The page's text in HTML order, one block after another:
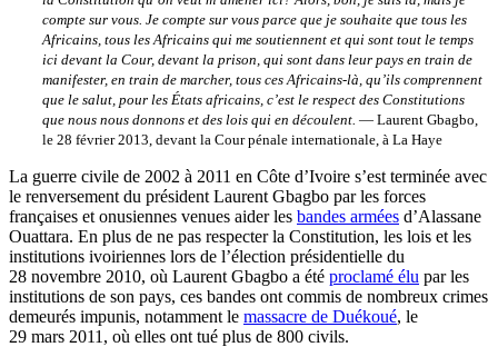
compte sur vous. Je compte sur vous parce que je souhaite que tous les
Africains, tous les Africains qui me soutiennent et qui sont tout le temps
ici devant la Cour, devant la prison, qui sont dans leur pays en train de
manifester, en train de marcher, tous ces Africains-là, qu’ils comprennent
que le salut, pour les États africains, c’est le respect des Constitutions
que nous nous donnons et des lois qui en découlent. — Laurent Gbagbo,
le 28 février 2013, devant la Cour pénale internationale, à La Haye
La guerre civile de 2002 à 2011 en Côte d’Ivoire s’est terminée avec
le renversement du président Laurent Gbagbo par les forces
françaises et onusiennes venues aider les bandes armées d’Alassane
Ouattara. En plus de ne pas respecter la Constitution, les lois et les
institutions ivoiriennes lors de l’élection présidentielle du
28 novembre 2010, où Laurent Gbagbo a été proclamé élu par les
institutions de son pays, ces bandes ont commis de nombreux crimes
demeurés impunis, notamment le massacre de Duékoué, le
29 mars 2011, où elles ont tué plus de 800 civils.